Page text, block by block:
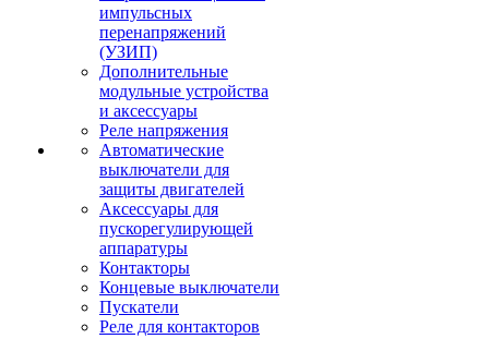
импульсных
перенапряжений
(УЗИП)
Дополнительные
модульные устройства
и аксессуары
Реле напряжения
Автоматические
выключатели для
защиты двигателей
Аксессуары для
пускорегулирующей
аппаратуры
Контакторы
Концевые выключатели
Пускатели
Реле для контакторов